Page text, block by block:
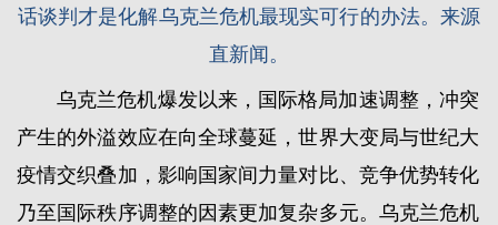
话谈判才是化解乌克兰危机最现实可行的办法。来源
直新闻。
乌克兰危机爆发以来，国际格局加速调整，冲突
产生的外溢效应在向全球蔓延，世界大变局与世纪大
疫情交织叠加，影响国家间力量对比、竞争优势转化
乃至国际秩序调整的因素更加复杂多元。乌克兰危机